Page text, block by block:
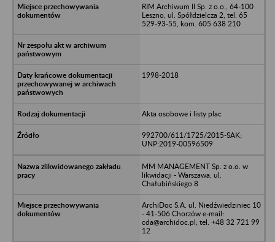
RIM Archiwum II Sp. z o.o., 64-100
Leszno, ul. Spółdzielcza 2, tel. 65
529-93-55, kom. 605 638 210
1998-2018
Akta osobowe i listy plac
992700/611/1725/2015-SAK;
UNP:2019-00596509
MM MANAGEMENT Sp. z o.o. w
likwidacji - Warszawa, ul.
Chałubińskiego 8
ArchiDoc S.A. ul. Niedźwiedziniec 10
- 41-506 Chorzów e-mail:
cda@archidoc.pl; tel. +48 32 721 99
12